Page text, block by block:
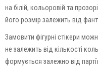
на білій, кольоровій та
його розмір залежить від
Замовити фігурні стікери
не залежить від кількості
формується залежно від